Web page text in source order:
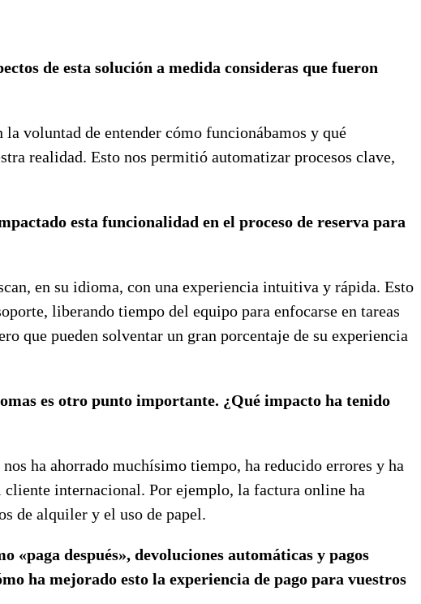
de esta solución a medida consideras que fueron
voluntad de entender cómo funcionábamos y qué
realidad. Esto nos permitió automatizar procesos clave,
esta funcionalidad en el proceso de reserva para
en su idioma, con una experiencia intuitiva y rápida. Esto
liberando tiempo del equipo para enfocarse en tareas
que pueden solventar un gran porcentaje de su experiencia
es otro punto importante. ¿Qué impacto ha tenido
ha ahorrado muchísimo tiempo, ha reducido errores y ha
cliente internacional. Por ejemplo, la factura online ha
de alquiler y el uso de papel.
después», devoluciones automáticas y pagos
ha mejorado esto la experiencia de pago para vuestros